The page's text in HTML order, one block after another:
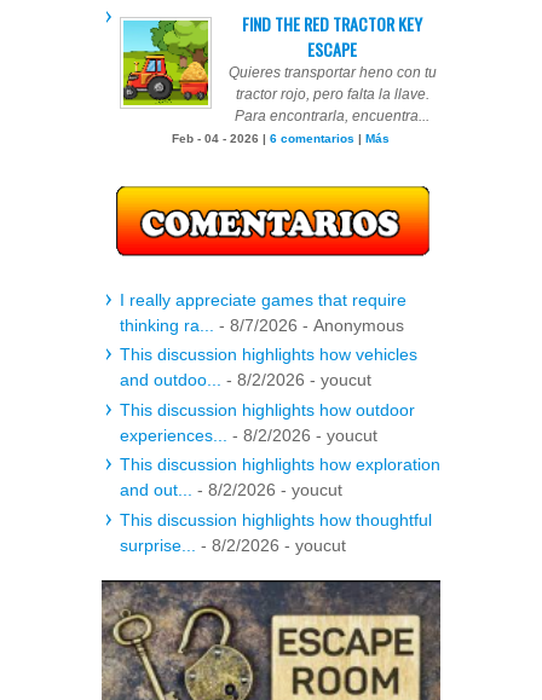
FIND THE RED TRACTOR KEY
ESCAPE
Quieres transportar heno con tu
tractor rojo, pero falta la llave.
Para encontrarla, encuentra...
Feb - 04 - 2026 | 6 comentarios | Más
I really appreciate games that require
thinking ra...
- 8/7/2026 - Anonymous
This discussion highlights how vehicles
and outdoo...
- 8/2/2026 - youcut
This discussion highlights how outdoor
experiences...
- 8/2/2026 - youcut
This discussion highlights how exploration
and out...
- 8/2/2026 - youcut
This discussion highlights how thoughtful
surprise...
- 8/2/2026 - youcut